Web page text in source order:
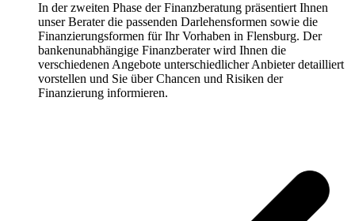
In der zweiten Phase der Finanzberatung präsentiert Ihnen
unser Berater die passenden Darlehensformen sowie die
Finanzierungsformen für Ihr Vorhaben in Flensburg. Der
bankenunabhängige Finanzberater wird Ihnen die
verschiedenen Angebote unterschiedlicher Anbieter detailliert
vorstellen und Sie über Chancen und Risiken der
Finanzierung informieren.